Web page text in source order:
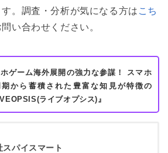
。調査・分析が気になる方は こち
い合わせください。
ホゲーム海外展開の強力な参謀！ スマホ
期から蓄積された豊富な知見が特徴の
ライブオプシス)』
スパイスマート